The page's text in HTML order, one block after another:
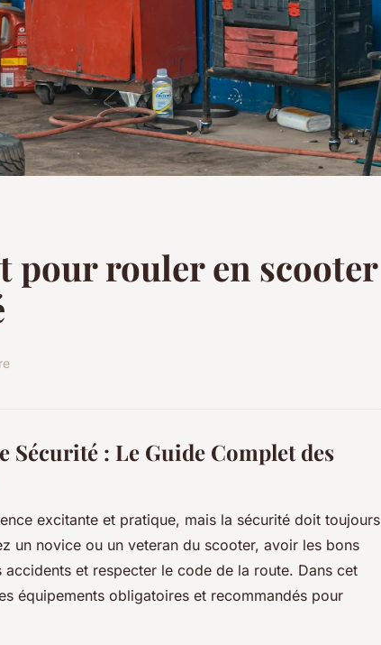
pour rouler en scooter
Sécurité : Le Guide Complet des
excitante et pratique, mais la sécurité doit toujours
un novice ou un veteran du scooter, avoir les bons
et respecter le code de la route. Dans cet
équipements obligatoires et recommandés pour